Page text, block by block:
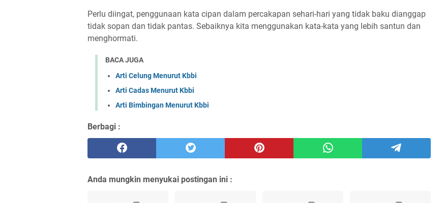
Perlu diingat, penggunaan kata cipan dalam percakapan sehari-hari yang tidak baku dianggap
tidak sopan dan tidak pantas. Sebaiknya kita menggunakan kata-kata yang lebih santun dan
menghormati.
BACA JUGA
Arti Celung Menurut Kbbi
Arti Cadas Menurut Kbbi
Arti Bimbingan Menurut Kbbi
Berbagi :
Anda mungkin menyukai postingan ini :